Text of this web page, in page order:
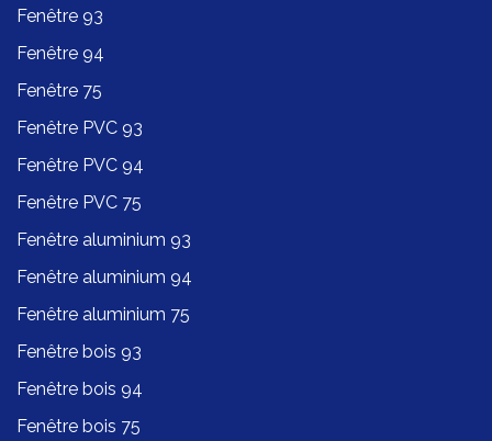
Fenêtre 93
Fenêtre 94
Fenêtre 75
Fenêtre PVC 93
Fenêtre PVC 94
Fenêtre PVC 75
Fenêtre aluminium 93
Fenêtre aluminium 94
Fenêtre aluminium 75
Fenêtre bois 93
Fenêtre bois 94
Fenêtre bois 75